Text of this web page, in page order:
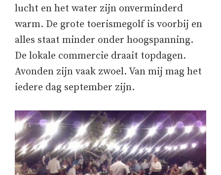
lucht en het water zijn onverminderd
warm. De grote toerismegolf is voorbij en
alles staat minder onder hoogspanning.
De lokale commercie draait topdagen.
Avonden zijn vaak zwoel. Van mij mag het
iedere dag september zijn.